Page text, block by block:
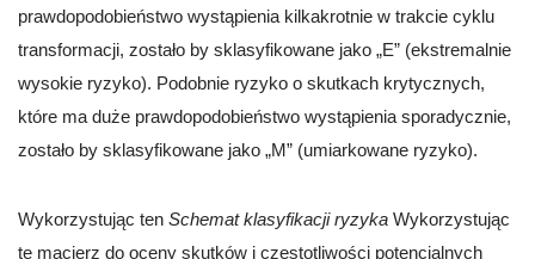
prawdopodobieństwo wystąpienia kilkakrotnie w trakcie cyklu
transformacji, zostało by sklasyfikowane jako „E” (ekstremalnie
wysokie ryzyko). Podobnie ryzyko o skutkach krytycznych,
które ma duże prawdopodobieństwo wystąpienia sporadycznie,
zostało by sklasyfikowane jako „M” (umiarkowane ryzyko).
Wykorzystując ten Schemat klasyfikacji ryzyka Wykorzystując
tę macierz do oceny skutków i częstotliwości potencjalnych